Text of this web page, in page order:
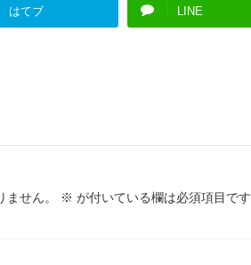
はてブ LINE
せん。 ※ が付いている欄は必須項目です